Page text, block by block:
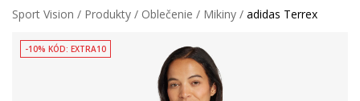
Sport Vision Produkty Oblečenie Mikiny adidas Terrex
-10% KÓD: EXTRA10